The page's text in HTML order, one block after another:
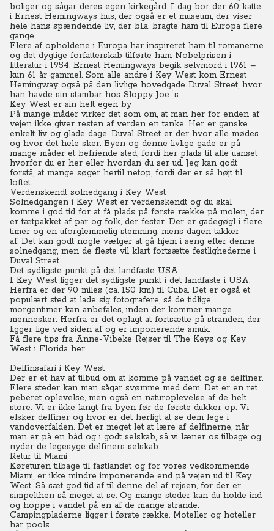
boliger og sågar deres egen kirkegård. I dag bor der 60 katte
i Ernest Hemingways hus, der også er et museum, der viser
hele hans spændende liv, der bl.a. bragte ham til Europa flere
gange.
Flere af opholdene i Europa har inspireret ham til romanerne
og det dygtige forfatterskab tilførte ham Nobelprisen i
litteratur i 1954. Ernest Hemingways begik selvmord i 1961 –
kun 61 år gammel. Som alle andre i Key West kom Ernest
Hemingway også på den livlige hovedgade Duval Street, hvor
han havde sin stambar hos Sloppy Joe´s.
Key West er sin helt egen by
På mange måder virker det som om, at man her for enden af
vejen ikke giver resten af verden en tanke. Her er ganske
enkelt liv og glade dage. Duval Street er der hvor alle mødes
og hvor det hele sker. Byen og denne livlige gade er på
mange måder et befriende sted, fordi her plads til alle uanset
hvorfor du er her eller hvordan du ser ud. Jeg kan godt
forstå, at mange søger hertil netop, fordi der er så højt til
loftet.
Verdenskendt solnedgang i Key West
Solnedgangen i Key West er verdenskendt og du skal
komme i god tid for at få plads på første række på molen, der
er tætpakket af par og folk, der fester. Der er gadegøgl i flere
timer og en uforglemmelig stemning, mens dagen takker
af. Det kan godt nogle vælger at gå hjem i seng efter denne
solnedgang, men de fleste vil klart fortsætte festlighederne i
Duval Street.
Det sydligste punkt på det landfaste USA
I Key West ligger det sydligste punkt i det landfaste i USA.
Herfra er der 90 miles (ca. 150 km) til Cuba. Det er også et
populært sted at lade sig fotografere, så de tidlige
morgentimer kan anbefales, inden der kommer mange
mennesker. Herfra er det oplagt at fortsætte på stranden, der
ligger lige ved siden af og er imponerende smuk.
Få flere tips fra Anne-Vibeke Rejser til The Keys og Key
West i Florida her
Delfinsafari i Key West
Der er et hav af tilbud om at komme på vandet og se delfiner.
Flere steder kan man sågar svømme med dem. Det er en ret
peberet oplevelse, men også en naturoplevelse af de helt
store. Vi er ikke langt fra byen før de første dukker op. Vi
elsker delfiner og hvor er det herligt at se dem lege i
vandoverfalden. Det er meget let at lære af delfinerne, når
man er på en båd og i godt selskab, så vi læner os tilbage og
nyder de legesyge delfiners selskab.
Retur til Miami
Køreturen tilbage til fastlandet og for vores vedkommende
Miami, er ikke mindre imponerende end på vejen ud til Key
West. Så sæt god tid af til denne del af rejsen, for der er
simpelthen så meget at se. Og mange steder kan du holde ind
og hoppe i vandet på en af de mange strande.
Campingpladerne ligger i første række. Moteller og hoteller
har pools.